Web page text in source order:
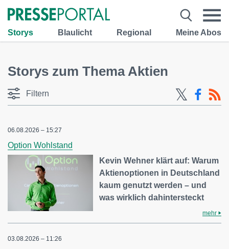
Storys Blaulicht Regional Meine Abos
Storys zum Thema Aktien
Filtern
06.08.2026 – 15:27
Option Wohlstand
Kevin Wehner klärt auf: Warum
Aktienoptionen in Deutschland
kaum genutzt werden – und
was wirklich dahintersteckt
mehr
03.08.2026 – 11:26